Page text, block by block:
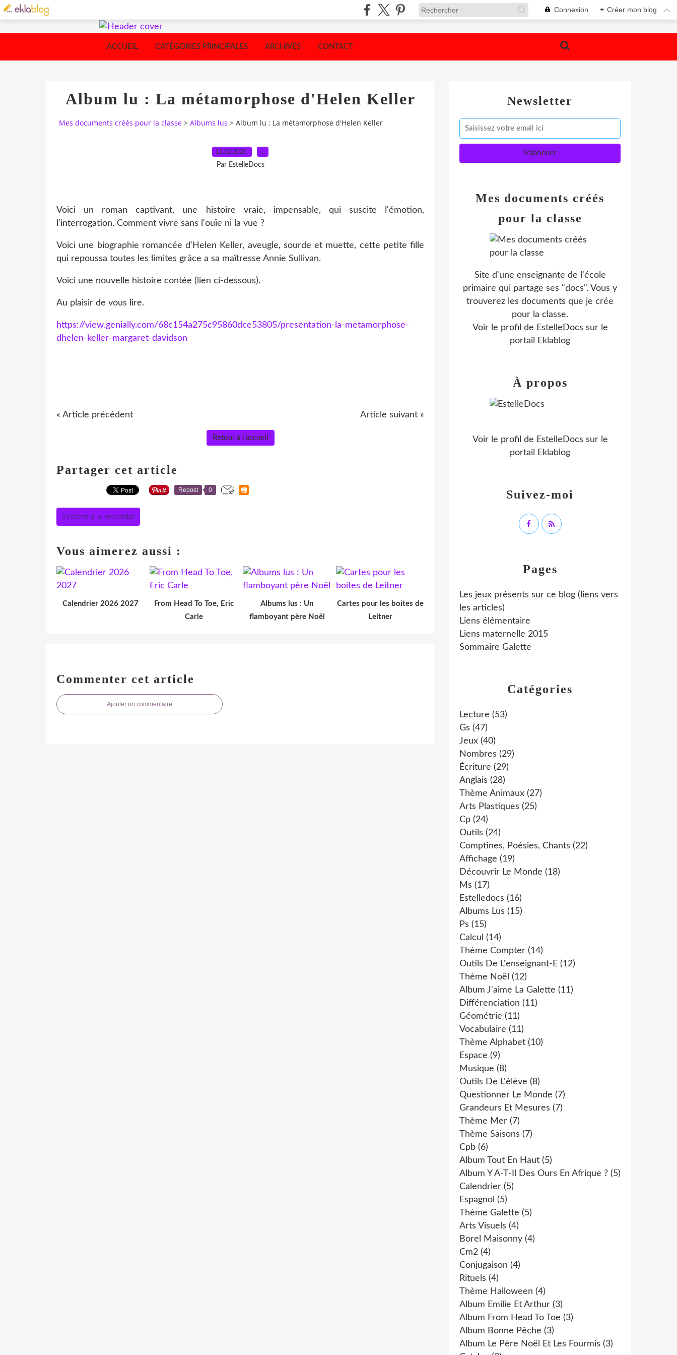
Connexion + Créer mon blog
ACCUEIL CATÉGORIES PRINCIPALES ARCHIVES CONTACT
Album lu : La métamorphose d'Helen Keller
Mes documents créés pour la classe > Albums lus > Album lu : La métamorphose d'Helen Keller
11.02.2026 …
Par EstelleDocs
Voici un roman captivant, une histoire vraie, impensable, qui suscite l'émotion,
l'interrogation. Comment vivre sans l'ouïe ni la vue ?
Voici une biographie romancée d'Helen Keller, aveugle, sourde et muette, cette petite fille
qui repoussa toutes les limites grâce a sa maîtresse Annie Sullivan.
Voici une nouvelle histoire contée (lien ci-dessous).
Au plaisir de vous lire.
https://view.genially.com/68c154a275c95860dce53805/presentation-la-metamorphose-
dhelen-keller-margaret-davidson
« Article précédent Article suivant »
Retour à l'accueil
Partager cet article
Repost 0
S'inscrire à la newsletter
Vous aimerez aussi :
Calendrier 2026 2027
From Head To Toe, Eric
Carle
Albums lus : Un
flamboyant père Noël
Cartes pour les boites de
Leitner
Commenter cet article
Ajouter un commentaire
Newsletter
Catégories
Lecture (53)
Gs (47)
Jeux (40)
Nombres (29)
Écriture (29)
Anglais (28)
Thème Animaux (27)
Arts Plastiques (25)
Cp (24)
Outils (24)
Comptines, Poésies, Chants (22)
Affichage (19)
Découvrir Le Monde (18)
Ms (17)
Estelledocs (16)
Albums Lus (15)
Ps (15)
Calcul (14)
Thème Compter (14)
Outils De L'enseignant-E (12)
Thème Noël (12)
Album J'aime La Galette (11)
Différenciation (11)
Géométrie (11)
Vocabulaire (11)
Thème Alphabet (10)
Espace (9)
Musique (8)
Outils De L'élève (8)
Questionner Le Monde (7)
Grandeurs Et Mesures (7)
Thème Mer (7)
Thème Saisons (7)
Cpb (6)
Album Tout En Haut (5)
Album Y A-T-Il Des Ours En Afrique ? (5)
Calendrier (5)
Espagnol (5)
Thème Galette (5)
Arts Visuels (4)
Borel Maisonny (4)
Cm2 (4)
Conjugaison (4)
Rituels (4)
Thème Halloween (4)
Album Emilie Et Arthur (3)
Album From Head To Toe (3)
Album Bonne Pêche (3)
Album Le Père Noël Et Les Fourmis (3)
Pages
Les jeux présents sur ce blog (liens vers
les articles)
Liens élémentaire
Liens maternelle 2015
Sommaire Galette
Mes documents créés
pour la classe
Site d'une enseignante de l'école
primaire qui partage ses "docs". Vous y
trouverez les documents que je crée
pour la classe.
Voir le profil de EstelleDocs sur le
portail Eklablog
Suivez-moi
À propos
Voir le profil de EstelleDocs sur le
portail Eklablog